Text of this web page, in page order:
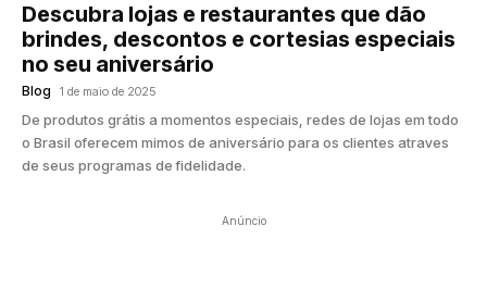
Descubra lojas e restaurantes que dão
brindes, descontos e cortesias especiais
no seu aniversário
Blog 1 de maio de 2025
De produtos grátis a momentos especiais, redes de lojas em todo
o Brasil oferecem mimos de aniversário para os clientes atraves
de seus programas de fidelidade.
Anúncio